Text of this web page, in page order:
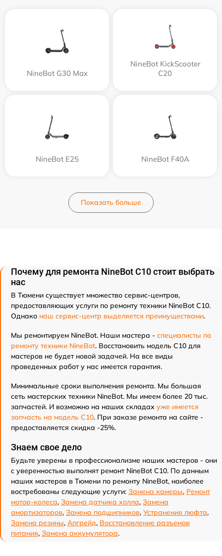
NineBot G30 Max
NineBot KickScooter
C20
NineBot E25 NineBot F40A
Показать больше
Почему для ремонта NineBot С10 стоит выбрать
нас
В Тюмени существует множество сервис-центров,
предоставляющих услуги по ремонту техники NineBot С10.
Однако наш сервис-центр выделяется преимуществами.
Мы ремонтируем NineBot. Наши мастера - специалисты по
ремонту техники NineBot. Восстановить модель С10 для
мастеров не будет новой задачей. На все виды
проведенных работ у нас имеется гарантия.
Минимальные сроки выполнения ремонта. Мы большая
сеть мастерских техники NineBot. Мы имеем более 20 тыс.
запчастей. И возможно на наших складах уже имеется
запчасть на модель С10. При заказе ремонта на сайте -
предоставляется скидка -25%.
Знаем свое дело
Будьте уверены в профессионализме наших мастеров - они
с уверенностью выполнят ремонт NineBot С10. По данным
наших мастеров в Тюмени по ремонту NineBot, наиболее
востребованы следующие услуги: Замена камеры, Ремонт
мотор-колеса, Замена датчика холла, Замена
амортизаторов, Замена подшипников, Устранения люфта,
Замена резины, Апгрейд, Восстановление разъемов
питания, Замена аккумулятора.